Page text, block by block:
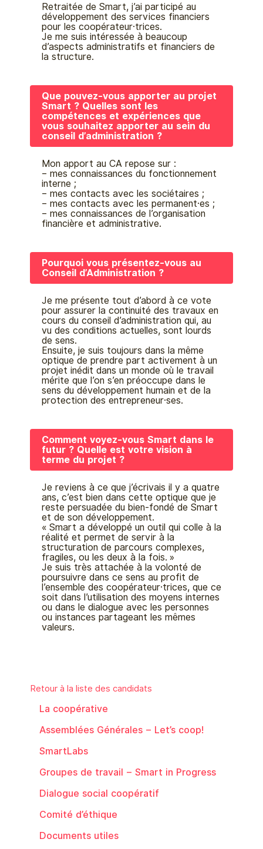
Retraitée de Smart, j’ai participé au
développement des services financiers
pour les coopérateur·trices.
Je me suis intéressée à beaucoup
d’aspects administratifs et financiers de
la structure.
Que pouvez-vous apporter au projet
Smart ? Quelles sont les
compétences et expériences que
vous souhaitez apporter au sein du
conseil d’administration ?
Mon apport au CA repose sur :
– mes connaissances du fonctionnement
interne ;
– mes contacts avec les sociétaires ;
– mes contacts avec les permanent·es ;
– mes connaissances de l’organisation
financière et administrative.
Pourquoi vous présentez-vous au
Conseil d’Administration ?
Je me présente tout d’abord à ce vote
pour assurer la continuité des travaux en
cours du conseil d’administration qui, au
vu des conditions actuelles, sont lourds
de sens.
Ensuite, je suis toujours dans la même
optique de prendre part activement à un
projet inédit dans un monde où le travail
mérite que l’on s’en préoccupe dans le
sens du développement humain et de la
protection des entrepreneur·ses.
Comment voyez-vous Smart dans le
futur ? Quelle est votre vision à
terme du projet ?
Je reviens à ce que j’écrivais il y a quatre
ans, c’est bien dans cette optique que je
reste persuadée du bien-fondé de Smart
et de son développement.
« Smart a développé un outil qui colle à la
réalité et permet de servir à la
structuration de parcours complexes,
fragiles, ou les deux à la fois. »
Je suis très attachée à la volonté de
poursuivre dans ce sens au profit de
l’ensemble des coopérateur·trices, que ce
soit dans l’utilisation des moyens internes
ou dans le dialogue avec les personnes
ou instances partageant les mêmes
valeurs.
Retour à la liste des candidats
La coopérative
Assemblées Générales – Let’s coop!
SmartLabs
Groupes de travail – Smart in Progress
Dialogue social coopératif
Comité d’éthique
Documents utiles